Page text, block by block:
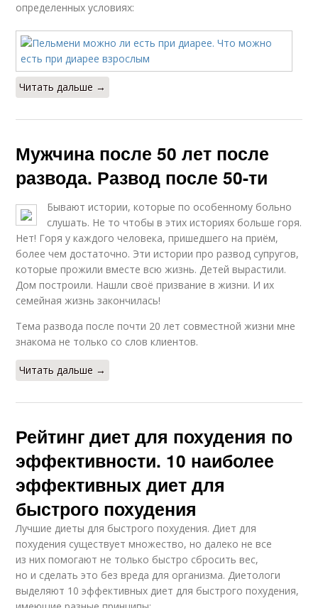
определенных условиях:
Читать дальше →
Мужчина после 50 лет после
развода. Развод после 50-ти
Бывают истории, которые по особенному больно
слушать. Не то чтобы в этих историях больше горя.
Нет! Горя у каждого человека, пришедшего на приём,
более чем достаточно. Эти истории про развод супругов,
которые прожили вместе всю жизнь. Детей вырастили.
Дом построили. Нашли своё призвание в жизни. И их
семейная жизнь закончилась!
Тема развода после почти 20 лет совместной жизни мне
знакома не только со слов клиентов.
Читать дальше →
Рейтинг диет для похудения по
эффективности. 10 наиболее
эффективных диет для
быстрого похудения
Лучшие диеты для быстрого похудения. Диет для
похудения существует множество, но далеко не все
из них помогают не только быстро сбросить вес,
но и сделать это без вреда для организма. Диетологи
выделяют 10 эффективных диет для быстрого похудения,